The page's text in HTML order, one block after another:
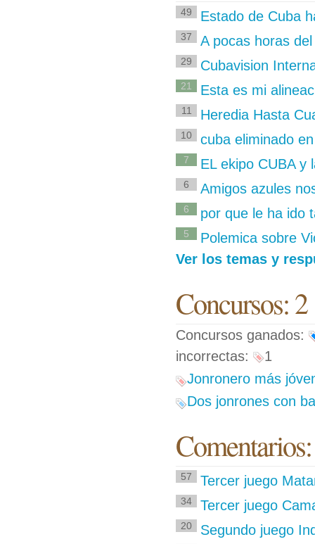
49 Estado de Cuba
37 A pocas horas
29 Cubavision
21 Esta es mi
11 Heredia Hasta
10 cuba eliminado
7 EL ekipo CUBA y
6 Amigos azules
6 por que le ha ido
5
Polemica sobre
Ver los temas y
Concursos: 2
Concursos ganados:
incorrectas:
1
Jonronero más
Dos jonrones con
57 Tercer juego
34 Tercer juego
20 Segundo juego